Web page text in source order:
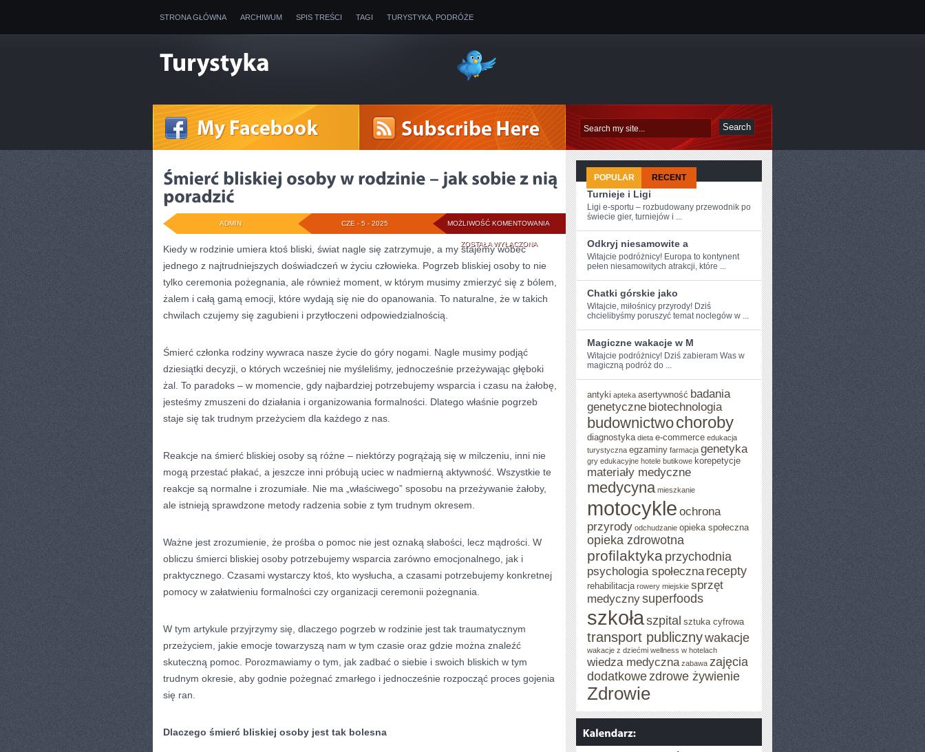
STRONA GŁÓWNA ARCHIWUM SPIS TREŚCI TAGI TURYSTYKA, PODRÓŻE
MOŻLIWOŚĆ KOMENTOWANIA ŚMIERĆ
BLISKIEJ
OSOBY
W
RODZINIE
SOBIE
Z
PORADZIĆ
ZOSTAŁA WYŁĄCZONA
CZE - 5 - 2025
ADMIN
Kiedy w rodzinie umiera ktoś bliski, świat nagle się zatrzymuje, a my stajemy wobec
jednego z najtrudniejszych doświadczeń w życiu człowieka. Pogrzeb bliskiej osoby to nie
tylko ceremonia pożegnania, ale również moment, w którym musimy zmierzyć się z bólem,
żalem i całą gamą emocji, które wydają się nie do opanowania. To naturalne, że w takich
chwilach czujemy się zagubieni i przytłoczeni odpowiedzialnością.
Śmierć członka rodziny wywraca nasze życie do góry nogami. Nagle musimy podjąć
dziesiątki decyzji, o których wcześniej nie myśleliśmy, jednocześnie przeżywając głęboki
żal. To paradoks – w momencie, gdy najbardziej potrzebujemy wsparcia i czasu na żałobę,
jesteśmy zmuszeni do działania i organizowania formalności. Dlatego właśnie pogrzeb
staje się tak trudnym przeżyciem dla każdego z nas.
Reakcje na śmierć bliskiej osoby są różne – niektórzy pogrążają się w milczeniu, inni nie
mogą przestać płakać, a jeszcze inni próbują uciec w nadmierną aktywność. Wszystkie te
reakcje są normalne i zrozumiałe. Nie ma „właściwego” sposobu na przeżywanie żałoby,
ale istnieją sprawdzone metody radzenia sobie z tym trudnym okresem.
Ważne jest zrozumienie, że prośba o pomoc nie jest oznaką słabości, lecz mądrości. W
obliczu śmierci bliskiej osoby potrzebujemy wsparcia zarówno emocjonalnego, jak i
praktycznego. Czasami wystarczy ktoś, kto wysłucha, a czasami potrzebujemy konkretnej
pomocy w załatwieniu formalności czy organizacji ceremonii pożegnania.
W tym artykule przyjrzymy się, dlaczego pogrzeb w rodzinie jest tak traumatycznym
przeżyciem, jakie emocje towarzyszą nam w tym czasie oraz gdzie można znaleźć
skuteczną pomoc. Porozmawiamy o tym, jak zadbać o siebie i swoich bliskich w tym
trudnym okresie, aby godnie pożegnać zmarłego i jednocześnie rozpocząć proces gojenia
się ran.
Dlaczego śmierć bliskiej osoby jest tak bolesna
POPULAR RECENT
Turnieje i Ligi
Ligi e-sportu – rozbudowany przewodnik po
świecie gier, turniejów i ...
Odkryj niesamowite a
Witajcie podróżnicy! Europa⁣ to kontynent
pełen niesamowitych‌ atrakcji, które ...
Chatki górskie jako
Witajcie, ‍miłośnicy przyrody! Dziś
chcielibyśmy‍ poruszyć‌ temat noclegów w ...
Magiczne wakacje w M
Witajcie podróżnicy! Dziś zabieram Was w
magiczną podróż ‌do ...
antyki apteka asertywność badania
genetyczne biotechnologia
budownictwochoroby
diagnostyka dieta e-commerce edukacja
turystyczna egzaminy farmacja genetyka
gry edukacyjne hotele butikowe korepetycje
materiały medyczne
medycyna mieszkanie
motocykle ochrona
przyrody odchudzanie opieka społeczna
opieka zdrowotna
profilaktyka przychodnia
psychologia społeczna recepty
rehabilitacja rowery miejskie sprzęt
medycznysuperfoods
szkołaszpital sztuka cyfrowa
transport publicznywakacje
wakacje z dziećmi wellness w hotelach
wiedza medyczna zabawa zajęcia
dodatkowezdrowe żywienie
Zdrowie